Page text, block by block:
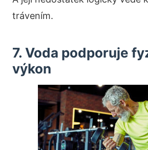
trávením.
7. Voda podporuje
výkon